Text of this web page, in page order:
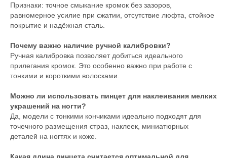
Признаки: точное смыкание кромок без зазоров,
равномерное усилие при сжатии, отсутствие люфта, стойкое
покрытие и надёжная сталь.
Почему важно наличие ручной калибровки?
Ручная калибровка позволяет добиться идеального
прилегания кромок. Это особенно важно при работе с
тонкими и короткими волосками.
Можно ли использовать пинцет для наклеивания мелких
украшений на ногти?
Да, модели с тонкими кончиками идеально подходят для
точечного размещения страз, наклеек, миниатюрных
деталей на ногтях и коже.